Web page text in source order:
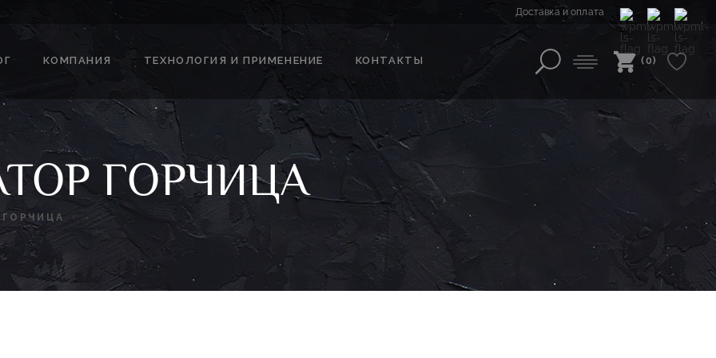
Доставка и оплата
КОМПАНИЯ ТЕХНОЛОГИЯ И ПРИМЕНЕНИЕ КОНТАКТЫ (0)
ГОРЧИЦА